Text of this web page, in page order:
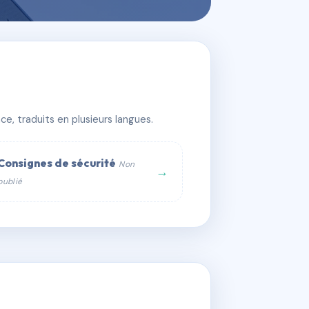
traduits en plusieurs langues.
de sécurité Non
→